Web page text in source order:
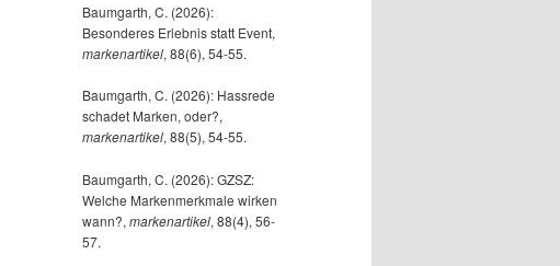
Baumgarth, C. (2026):
Besonderes Erlebnis statt Event,
markenartikel, 88(6), 54-55.
Baumgarth, C. (2026): Hassrede
schadet Marken, oder?,
markenartikel, 88(5), 54-55.
Baumgarth, C. (2026): GZSZ:
Welche Markenmerkmale wirken
wann?, markenartikel, 88(4), 56-
57.